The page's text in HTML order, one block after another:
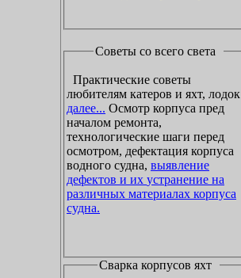
Советы со всего света
Практические советы
любителям катеров и яхт, лодок
далее... Осмотр корпуса пред
началом ремонта,
технологические шаги перед
осмотром, дефектация корпуса
водного судна, выявление
дефектов и их устранение на
различных материалах корпуса
судна.
Сварка корпусов яхт